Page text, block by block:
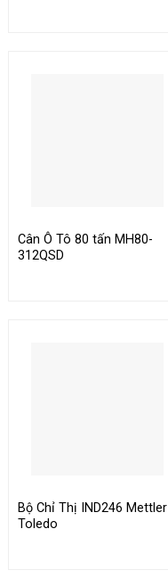
Cân Ô Tô 80 tấn MH80-
312QSD
Bộ Chỉ Thị IND246 Mettler
Toledo